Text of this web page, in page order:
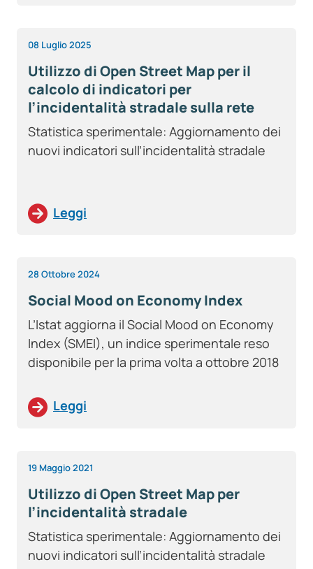
08 Luglio 2025
Utilizzo di Open Street Map per il
calcolo di indicatori per
l’incidentalità stradale sulla rete
viaria italiana – Anno 2023
Statistica sperimentale: Aggiornamento dei
nuovi indicatori sull’incidentalità stradale
Leggi
28 Ottobre 2024
Social Mood on Economy Index
L’Istat aggiorna il Social Mood on Economy
Index (SMEI), un indice sperimentale reso
disponibile per la prima volta a ottobre 2018
Leggi
19 Maggio 2021
Utilizzo di Open Street Map per
l’incidentalità stradale
Statistica sperimentale: Aggiornamento dei
nuovi indicatori sull’incidentalità stradale